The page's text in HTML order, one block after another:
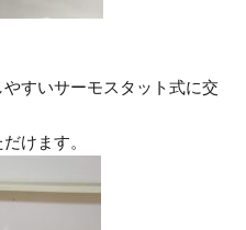
すいサーモスタット式に交
けます。